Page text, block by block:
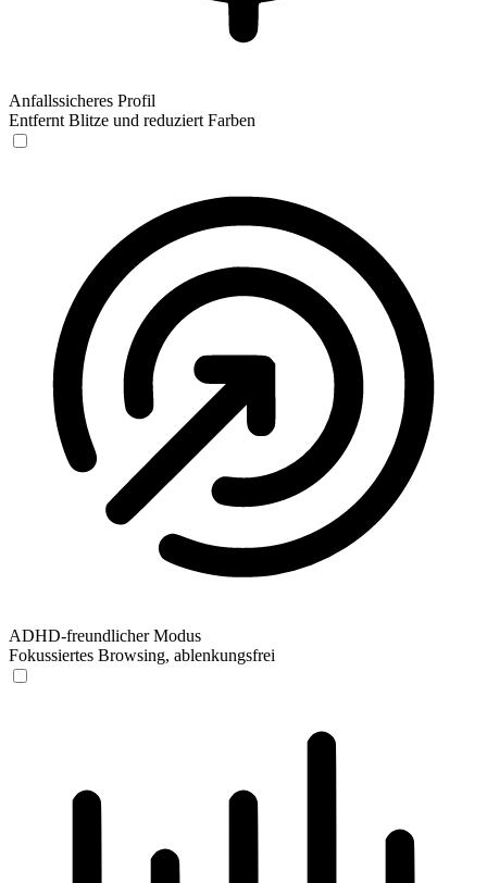
Anfallssicheres Profil
Entfernt Blitze und reduziert Farben
ADHD-freundlicher Modus
Fokussiertes Browsing, ablenkungsfrei